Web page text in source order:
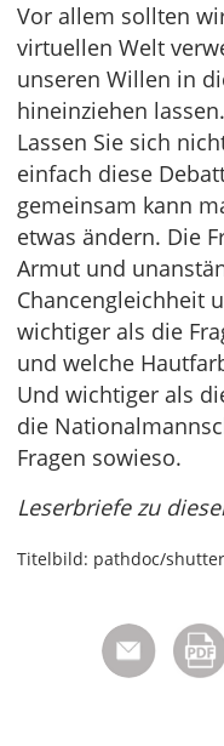
Vor allem sollten
virtuellen Welt
unseren Willen in
hineinziehen
Lassen Sie sich
einfach diese
gemeinsam kann
etwas ändern. Die
Armut und
Chancengleichheit
wichtiger als die
und welche
Und wichtiger als
die
Fragen sowieso.
Leserbriefe zu
Titelbild: pathdoc/